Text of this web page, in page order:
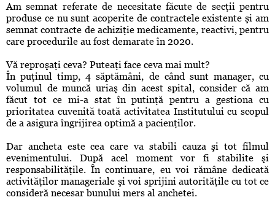
Am semnat referate de necesitate făcute de secţii pentru
produse ce nu sunt acoperite de contractele existente şi am
semnat contracte de achiziţie medicamente, reactivi, pentru
care procedurile au fost demarate în 2020.
Vă reproşaţi ceva? Puteaţi face ceva mai mult?
În puţinul timp, 4 săptămâni, de când sunt manager, cu
volumul de muncă uriaş din acest spital, consider că am
făcut tot ce mi-a stat în putinţă pentru a gestiona cu
prioritatea cuvenită toată activitatea Institutului cu scopul
de a asigura îngrijirea optimă a pacienţilor.
Dar ancheta este cea care va stabili cauza şi tot filmul
evenimentului. După acel moment vor fi stabilite şi
responsabilităţile. În continuare, eu voi rămâne dedicată
activităţilor manageriale şi voi sprijini autorităţile cu tot ce
consideră necesar bunului mers al anchetei.